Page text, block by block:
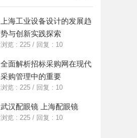
上海工业设备设计的发展趋
势与创新实践探索
浏览 : 225 / 回复 : 10
全面解析招标采购网在现代
采购管理中的重要
浏览 : 225 / 回复 : 10
武汉配眼镜 上海配眼镜
浏览 : 225 / 回复 : 10